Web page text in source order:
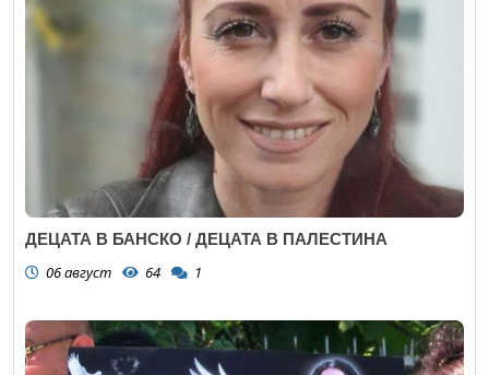
ДЕЦАТА В БАНСКО / ДЕЦАТА В ПАЛЕСТИНА
06 август 64 1